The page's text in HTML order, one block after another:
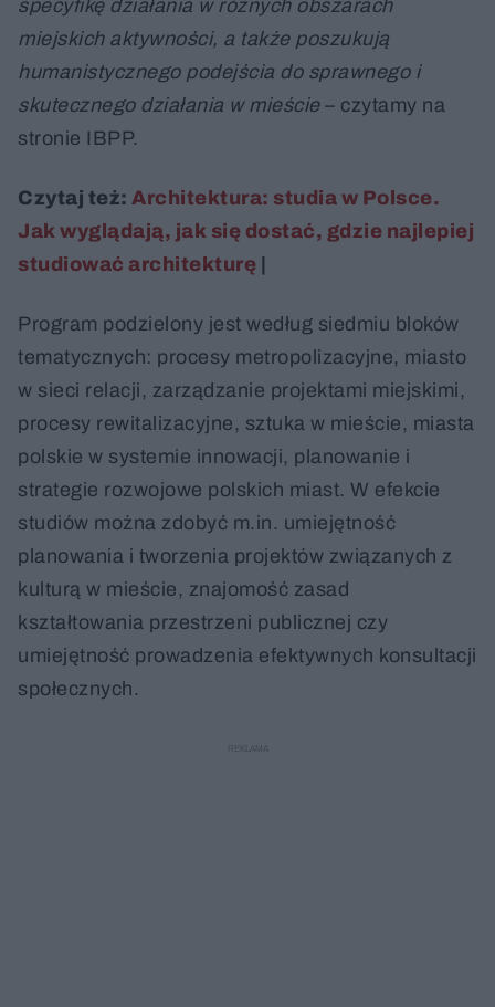
specyfikę działania w różnych obszarach
miejskich aktywności, a także poszukują
humanistycznego podejścia do sprawnego i
skutecznego działania w mieście– czytamy na
stronie IBPP.
Czytaj też: Architektura: studia w Polsce.
Jak wyglądają, jak się dostać, gdzie najlepiej
studiować architekturę |
Program podzielony jest według siedmiu bloków
tematycznych: procesy metropolizacyjne, miasto
w sieci relacji, zarządzanie projektami miejskimi,
procesy rewitalizacyjne, sztuka w mieście, miasta
polskie w systemie innowacji, planowanie i
strategie rozwojowe polskich miast. W efekcie
studiów można zdobyć m.in. umiejętność
planowania i tworzenia projektów związanych z
kulturą w mieście, znajomość zasad
kształtowania przestrzeni publicznej czy
umiejętność prowadzenia efektywnych konsultacji
społecznych.